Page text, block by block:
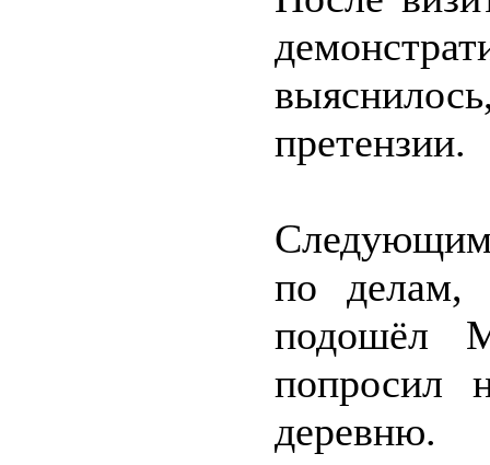
претензии.
по делам,
подошёл
попросил
деревню.